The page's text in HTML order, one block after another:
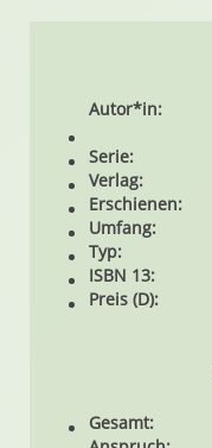
Autor*in:
Serie:
Verlag:
Erschienen:
Umfang:
Typ:
ISBN 13:
Preis (D):
Gesamt: